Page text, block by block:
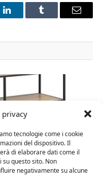
privacy
tecnologie come i cookie
del dispositivo. Il
di elaborare dati come il
questo sito. Non
negativamente su alcune
LinkedInTumblr Email